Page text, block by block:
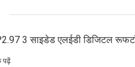
3 साइडेड एलईडी डिजिटल
पढ़ें